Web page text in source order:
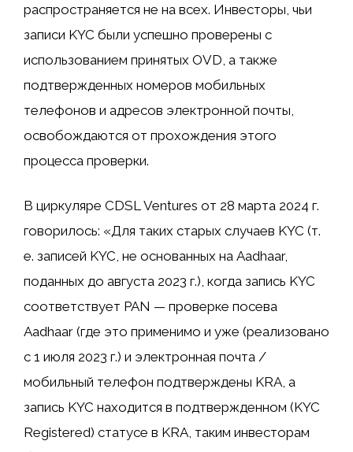
распространяется не на всех. Инвесторы, чьи
записи KYC были успешно проверены с
использованием принятых OVD, а также
подтвержденных номеров мобильных
телефонов и адресов электронной почты,
освобождаются от прохождения этого
процесса проверки.
В циркуляре CDSL Ventures от 28 марта 2024 г.
говорилось: «Для таких старых случаев KYC (т.
е. записей KYC, не основанных на Aadhaar,
поданных до августа 2023 г.), когда запись KYC
соответствует PAN — проверке посева
Aadhaar (где это применимо и уже (реализовано
с 1 июля 2023 г.) и электронная почта /
мобильный телефон подтверждены KRA, а
запись KYC находится в подтвержденном (KYC
Registered) статусе в KRA, таким инвесторам